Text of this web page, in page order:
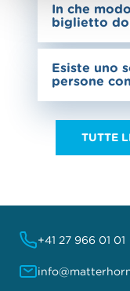
In che
biglietto
Esiste uno
persone
TUTTE
+41 27 966 01 01